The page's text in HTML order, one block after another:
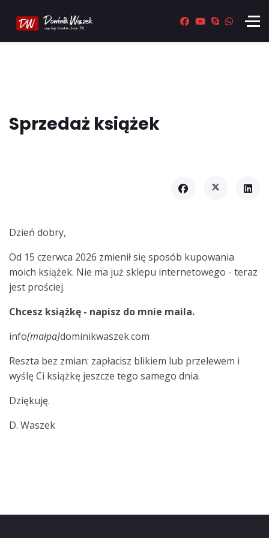
Sprzedaż książek
Dzień dobry,
Od 15 czerwca 2026 zmienił się sposób kupowania
moich książek. Nie ma już sklepu internetowego - teraz
jest prościej.
Chcesz książkę - napisz do mnie maila.
info[małpa]dominikwaszek.com
Reszta bez zmian: zapłacisz blikiem lub przelewem i
wyślę Ci książkę jeszcze tego samego dnia.
Dziękuję.
D. Waszek